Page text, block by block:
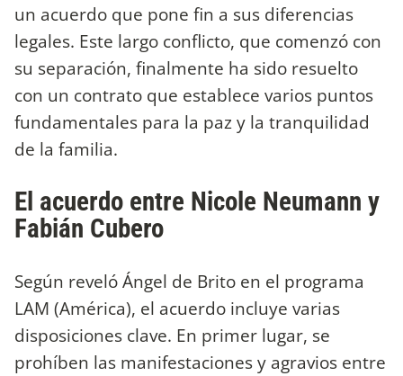
un acuerdo que pone fin a sus diferencias
legales. Este largo conflicto, que comenzó con
su separación, finalmente ha sido resuelto
con un contrato que establece varios puntos
fundamentales para la paz y la tranquilidad
de la familia.
El acuerdo entre Nicole Neumann y
Fabián Cubero
Según reveló Ángel de Brito en el programa
LAM (América), el acuerdo incluye varias
disposiciones clave. En primer lugar, se
prohíben las manifestaciones y agravios entre